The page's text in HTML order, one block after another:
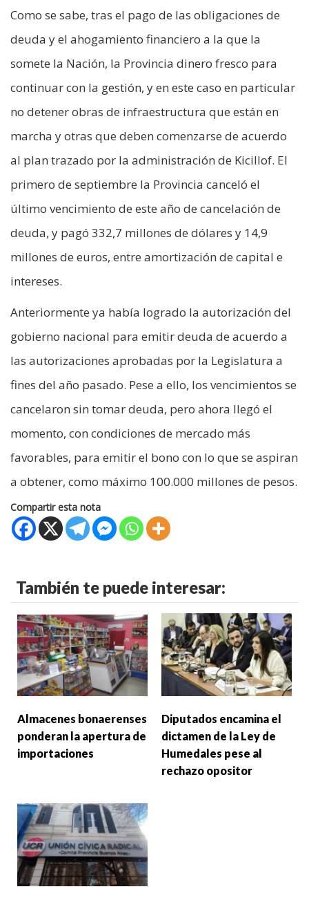
Como se sabe, tras el pago de las obligaciones de
deuda y el ahogamiento financiero a la que la
somete la Nación, la Provincia dinero fresco para
continuar con la gestión, y en este caso en particular
no detener obras de infraestructura que están en
marcha y otras que deben comenzarse de acuerdo
al plan trazado por la administración de Kicillof. El
primero de septiembre la Provincia canceló el
último vencimiento de este año de cancelación de
deuda, y pagó 332,7 millones de dólares y 14,9
millones de euros, entre amortización de capital e
intereses.
Anteriormente ya había logrado la autorización del
gobierno nacional para emitir deuda de acuerdo a
las autorizaciones aprobadas por la Legislatura a
fines del año pasado. Pese a ello, los vencimientos se
cancelaron sin tomar deuda, pero ahora llegó el
momento, con condiciones de mercado más
favorables, para emitir el bono con lo que se aspiran
a obtener, como máximo 100.000 millones de pesos.
Compartir esta nota
También te puede interesar:
Almacenes bonaerenses
ponderan la apertura de
importaciones
Diputados encamina el
dictamen de la Ley de
Humedales pese al
rechazo opositor